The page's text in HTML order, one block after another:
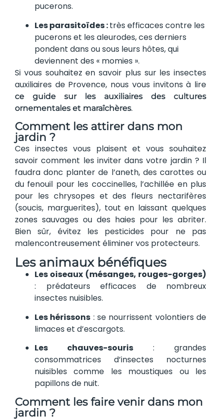
pucerons.
Les parasitoïdes :très efficaces contre les
pucerons et les aleurodes, ces derniers
pondent dans ou sous leurs hôtes, qui
deviennent des « momies ».
Si vous souhaitez en savoir plus sur les insectes
auxiliaires de Provence, nous vous invitons à lire
ce guide sur les auxiliaires des cultures
ornementales et maraîchères.
Comment les attirer dans mon
jardin ?
Ces insectes vous plaisent et vous souhaitez
savoir comment les inviter dans votre jardin ? Il
faudra donc planter de l’aneth, des carottes ou
du fenouil pour les coccinelles, l’achillée en plus
pour les chrysopes et des fleurs nectarifères
(soucis, marguerites), tout en laissant quelques
zones sauvages ou des haies pour les abriter.
Bien sûr, évitez les pesticides pour ne pas
malencontreusement éliminer vos protecteurs.
Les animaux bénéfiques
Les oiseaux (mésanges, rouges-gorges)
: prédateurs efficaces de nombreux
insectes nuisibles.
Les hérissons : se nourrissent volontiers de
limaces et d’escargots.
Les chauves-souris : grandes
consommatrices d’insectes nocturnes
nuisibles comme les moustiques ou les
papillons de nuit.
Comment les faire venir dans mon
jardin ?